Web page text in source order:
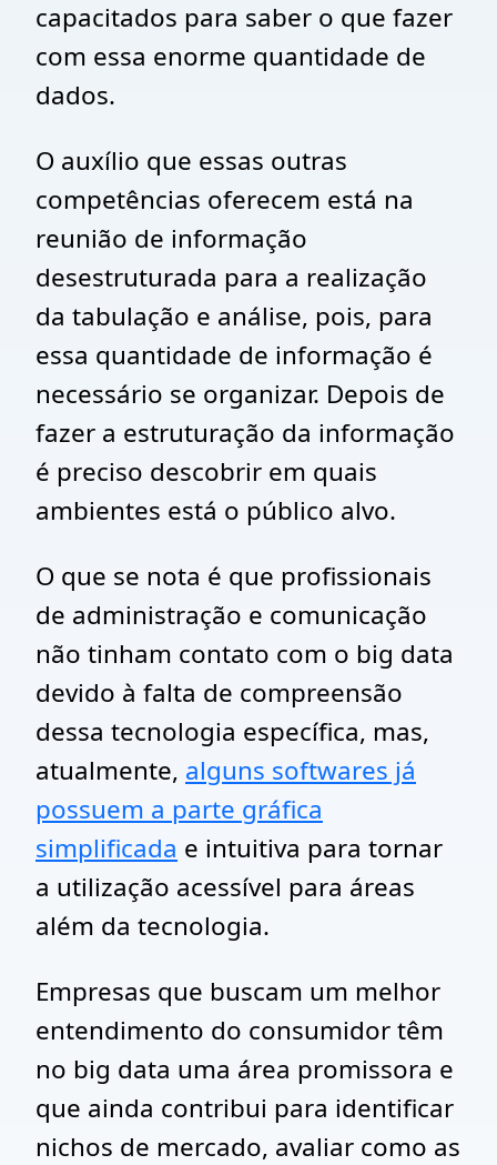
capacitados para saber o que fazer
com essa enorme quantidade de
dados.
O auxílio que essas outras
competências oferecem está na
reunião de informação
desestruturada para a realização
da tabulação e análise, pois, para
essa quantidade de informação é
necessário se organizar. Depois de
fazer a estruturação da informação
é preciso descobrir em quais
ambientes está o público alvo.
O que se nota é que profissionais
de administração e comunicação
não tinham contato com o big data
devido à falta de compreensão
dessa tecnologia específica, mas,
atualmente, alguns softwares já
possuem a parte gráfica
simplificada e intuitiva para tornar
a utilização acessível para áreas
além da tecnologia.
Empresas que buscam um melhor
entendimento do consumidor têm
no big data uma área promissora e
que ainda contribui para identificar
nichos de mercado, avaliar como as